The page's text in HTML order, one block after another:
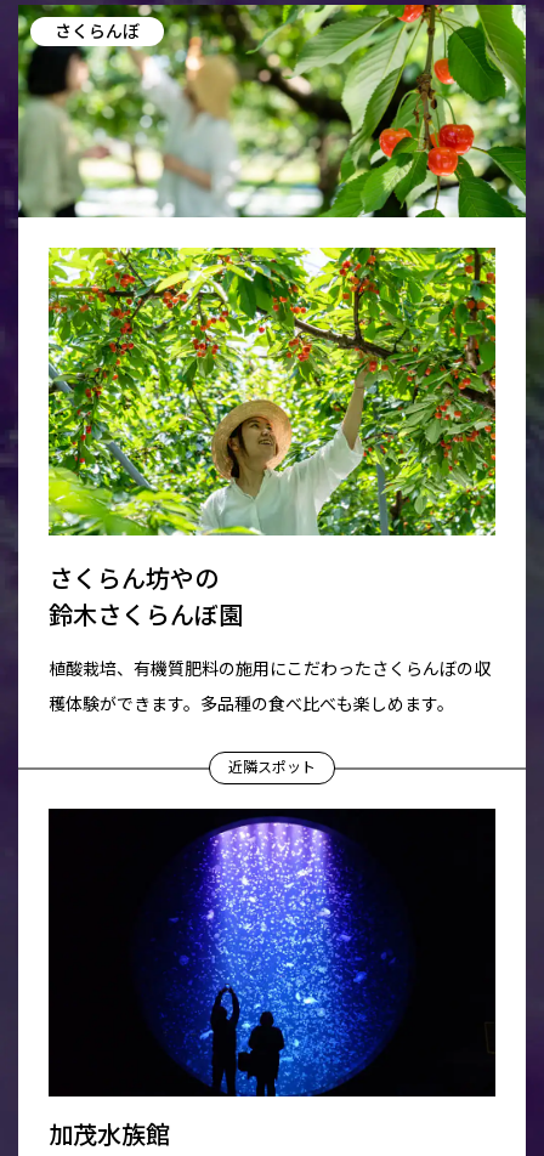
さくらんぼ
さくらん坊やの
鈴木さくらんぼ園
植酸栽培、有機質肥料の施用にこだわったさくらんぼの収
穫体験ができます。多品種の食べ比べも楽しめます。
近隣スポット
加茂水族館